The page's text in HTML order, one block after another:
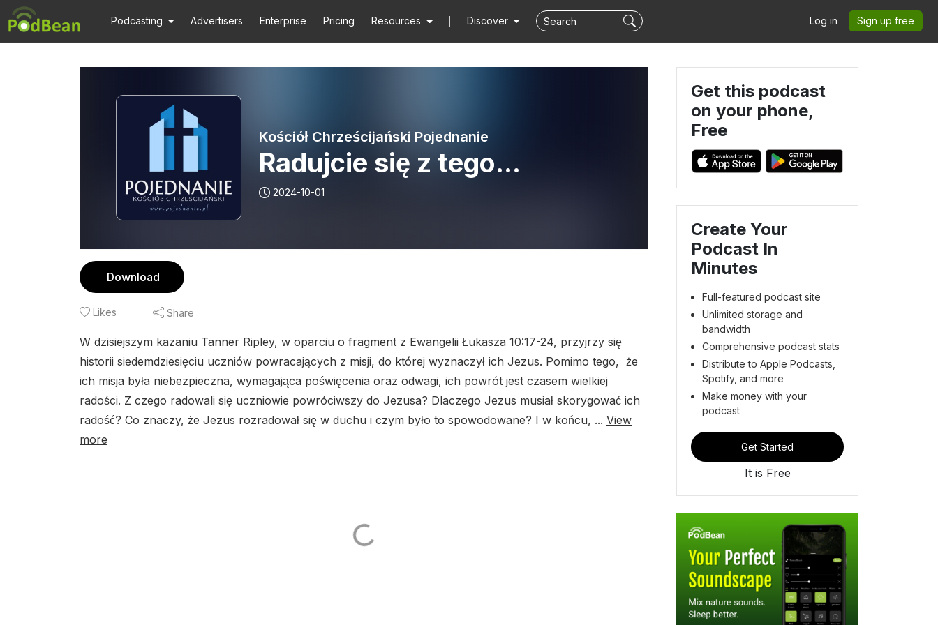
Podcasting Advertisers Enterprise Pricing Resources Discover Log in Sign up free
Kościół Chrześcijański Pojednanie
Radujcie się z tego...
2024-10-01
Download
Likes Share
W dzisiejszym kazaniu Tanner Ripley, w oparciu o fragment z Ewangelii Łukasza 10:17-24, przyjrzy się
historii siedemdziesięciu uczniów powracających z misji, do której wyznaczył ich Jezus. Pomimo tego, że
ich misja była niebezpieczna, wymagająca poświęcenia oraz odwagi, ich powrót jest czasem wielkiej
radości. Z czego radowali się uczniowie powróciwszy do Jezusa? Dlaczego Jezus musiał skorygować ich
radość? Co znaczy, że Jezus rozradował się w duchu i czym było to spowodowane? I w końcu, ... View
more
Get this podcast
on your phone,
Free
Create Your
Podcast In
Minutes
Full-featured podcast site
Unlimited storage and
bandwidth
Comprehensive podcast stats
Distribute to Apple Podcasts,
Spotify, and more
Make money with your
podcast
Get Started
It is Free